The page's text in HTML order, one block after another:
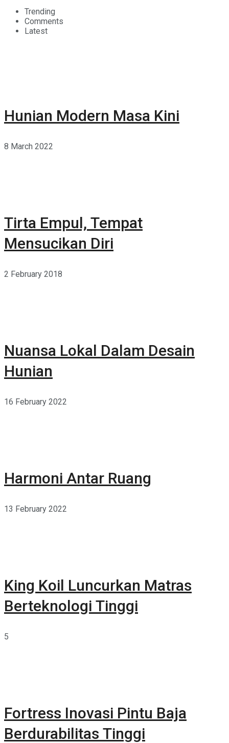
Trending
Comments
Latest
Hunian Modern Masa Kini
8 March 2022
Tirta Empul, Tempat
Mensucikan Diri
2 February 2018
Nuansa Lokal Dalam Desain
Hunian
16 February 2022
Harmoni Antar Ruang
13 February 2022
King Koil Luncurkan Matras
Berteknologi Tinggi
5
Fortress Inovasi Pintu Baja
Berdurabilitas Tinggi